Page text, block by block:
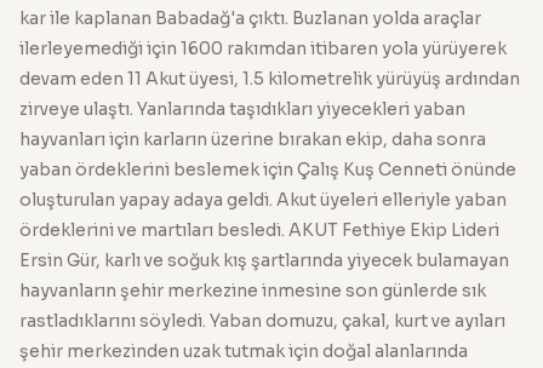
kar ile kaplanan Babadağ'a çıktı. Buzlanan yolda araçlar
ilerleyemediği için 1600 rakımdan itibaren yola yürüyerek
devam eden 11 Akut üyesi, 1.5 kilometrelik yürüyüş ardından
zirveye ulaştı. Yanlarında taşıdıkları yiyecekleri yaban
hayvanları için karların üzerine bırakan ekip, daha sonra
yaban ördeklerini beslemek için Çalış Kuş Cenneti önünde
oluşturulan yapay adaya geldi. Akut üyeleri elleriyle yaban
ördeklerini ve martıları besledi. AKUT Fethiye Ekip Lideri
Ersin Gür, karlı ve soğuk kış şartlarında yiyecek bulamayan
hayvanların şehir merkezine inmesine son günlerde sık
rastladıklarını söyledi. Yaban domuzu, çakal, kurt ve ayıları
şehir merkezinden uzak tutmak için doğal alanlarında